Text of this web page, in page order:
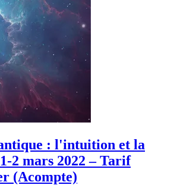
: l'intuition et la
2 mars 2022 – Tarif
(Acompte)